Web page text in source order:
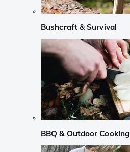
Bushcraft & Survival
BBQ & Outdoor Cooking